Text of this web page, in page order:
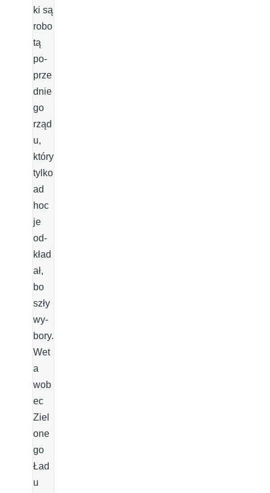
ki są
robo
tą
po­
prze
dnie
go
rząd
u,
który
tylko
ad
hoc
je
od­
kład
ał,
bo
szły
wy­
bory.
Wet
a
wob
ec
Ziel
one
go
Ład
u